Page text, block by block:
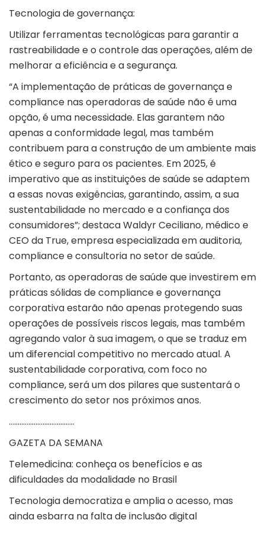
Tecnologia de governança:
Utilizar ferramentas tecnológicas para garantir a
rastreabilidade e o controle das operações, além de
melhorar a eficiência e a segurança.
“A implementação de práticas de governança e
compliance nas operadoras de saúde não é uma
opção, é uma necessidade. Elas garantem não
apenas a conformidade legal, mas também
contribuem para a construção de um ambiente mais
ético e seguro para os pacientes. Em 2025, é
imperativo que as instituições de saúde se adaptem
a essas novas exigências, garantindo, assim, a sua
sustentabilidade no mercado e a confiança dos
consumidores”; destaca Waldyr Ceciliano, médico e
CEO da True, empresa especializada em auditoria,
compliance e consultoria no setor de saúde.
Portanto, as operadoras de saúde que investirem em
práticas sólidas de compliance e governança
corporativa estarão não apenas protegendo suas
operações de possíveis riscos legais, mas também
agregando valor à sua imagem, o que se traduz em
um diferencial competitivo no mercado atual. A
sustentabilidade corporativa, com foco no
compliance, será um dos pilares que sustentará o
crescimento do setor nos próximos anos.
……………………………….
GAZETA DA SEMANA
Telemedicina: conheça os benefícios e as
dificuldades da modalidade no Brasil
Tecnologia democratiza e amplia o acesso, mas
ainda esbarra na falta de inclusão digital